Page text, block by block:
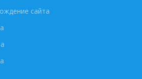
сайта